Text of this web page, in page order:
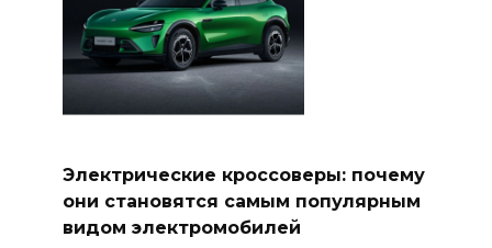
Электрические кроссоверы: почему
они становятся самым популярным
видом электромобилей